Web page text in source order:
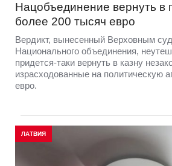
Нацобъединение вернуть в
более 200 тысяч евро
Вердикт, вынесенный Верховным
Национального объединения,
придется-таки вернуть в казну
израсходованные на политическую
евро.
ЛАТВИЯ